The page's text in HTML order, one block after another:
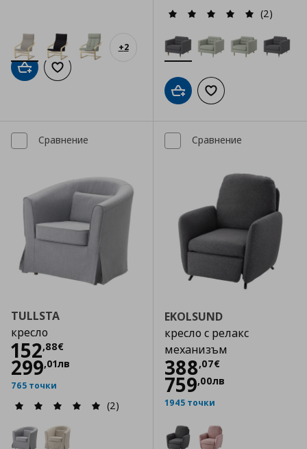
+2
Добави в кошницата
Добави към списъка с любими
(2)
Добави в кошницата
Добави към
Сравнение
TULLSTA
кресло
152,88€
Цена
299,01лв
765 точки
(2)
Сравнение
EKOLSUND
кресло с релакс
механизъм
388,07€
Цена388,07 €
759,00лв
1945 точки